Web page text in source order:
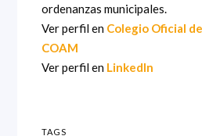
ordenanzas municipales.
Ver perfil en Colegio Oficial
COAM
Ver perfil en LinkedIn
TAGS